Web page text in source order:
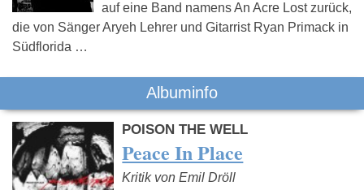
auf eine Band namens An Acre Lost zurück,
die von Sänger Aryeh Lehrer und Gitarrist Ryan Primack in
Südflorida …
Albuminfo
POISON THE WELL
Peace In Place
Kritik von Emil Dröll